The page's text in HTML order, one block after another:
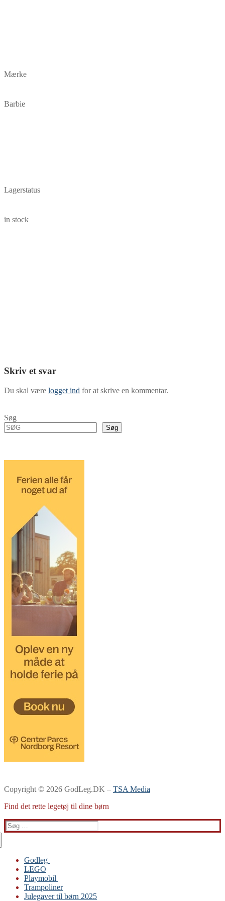
Mærke
Barbie
Lagerstatus
in stock
Skriv et svar
Du skal være logget ind for at skrive en kommentar.
Søg
Søg
Copyright © 2026 GodLeg.DK – TSA Media
Find det rette legetøj til dine børn
Søg
efter:
Godleg
Gabby’s Dukkehus
Playmobil
Trampoliner
LEGO
LEGO
Playmobil
Trampoliner
Julegaver til børn 2025